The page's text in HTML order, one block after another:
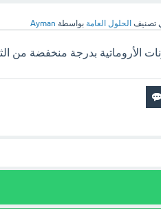
تصنيف الحلول العامة بواسطة Ayman
الأروماتية بدرجة منخفضة من